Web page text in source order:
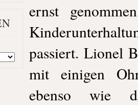
ernst
passiert. Lionel
mit einigen
ebenso wie